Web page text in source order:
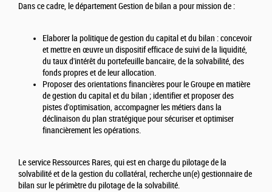
Dans ce cadre, le département Gestion de bilan a pour mission de :
Elaborer la politique de gestion du capital et du bilan : concevoir
et mettre en œuvre un dispositif efficace de suivi de la liquidité,
du taux d'intérêt du portefeuille bancaire, de la solvabilité, des
fonds propres et de leur allocation.
Proposer des orientations financières pour le Groupe en matière
de gestion du capital et du bilan ; identifier et proposer des
pistes d'optimisation, accompagner les métiers dans la
déclinaison du plan stratégique pour sécuriser et optimiser
financièrement les opérations.
Le service Ressources Rares, qui est en charge du pilotage de la
solvabilité et de la gestion du collatéral, recherche un(e) gestionnaire de
bilan sur le périmètre du pilotage de la solvabilité.